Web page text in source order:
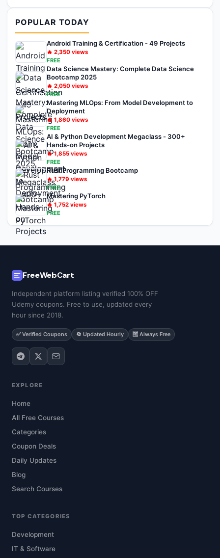
POPULAR TODAY
Android Training & Certification - 49 Projects
🔥 2,350 views
FREE
Data Science Mastery: Complete Data Science
Bootcamp 2025
🔥 2,050 views
FREE
Mastering MLOps: From Model Development to
Deployment
🔥 1,860 views
FREE
AI & Python Development Megaclass - 300+
Hands-on Projects
🔥1,855 views
FREE
Rust Programming Bootcamp
🔥1,779 views
FREE
Mastering PyTorch
🔥 1,752 views
FREE
FreeWebCart
Independent platform listing verified 100% OFF
Udemy coupons. Free to use, updated every
hour since 2018.
✅ Verified Coupons 🔄 Updated Hourly 🆓 Always Free
EXPLORE
Home
All Free Courses
Categories
Coupon Deals
Daily Updates
Blog
Search Courses
TOP CATEGORIES
Development
IT & Software